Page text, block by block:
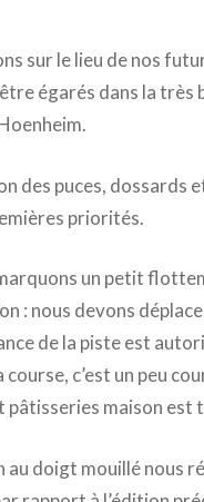
sur le lieu de nos
égarés dans la
des puces, dossards
priorités.
un petit
: nous devons
de la piste est
course, c’est un peu
pâtisseries maison est
au doigt mouillé nous